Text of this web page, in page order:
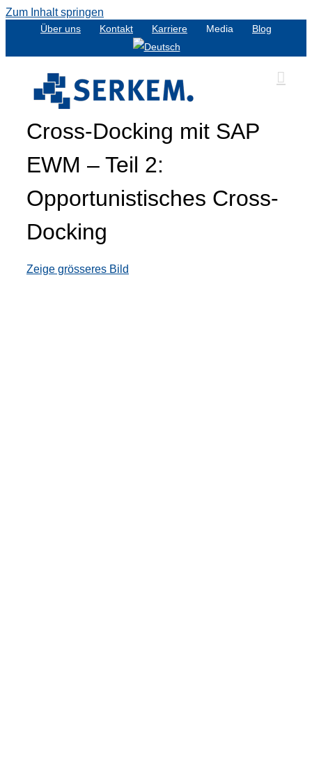
Zum Inhalt springen
Über uns Kontakt Karriere Media Blog
Zeige grösseres Bild
Cross-Docking mit SAP
EWM – Teil 2:
Opportunistisches Cross-
Docking